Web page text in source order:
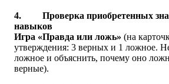
4.
Проверка приобретенных
навыков
Игра «Правда или ложь» (на
утверждения: 3 верных и 1 ложное.
ложное и объяснить, почему оно
верные).